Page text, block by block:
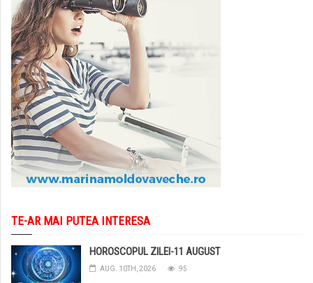
TE-AR MAI PUTEA INTERESA
HOROSCOPUL ZILEI-11 AUGUST
AUG. 10TH, 2026 95